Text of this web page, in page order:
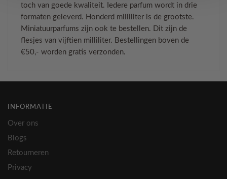
toch van goede kwaliteit. Iedere parfum wordt in drie
formaten geleverd. Honderd milliliter is de grootste.
Miniatuurparfums zijn ook te bestellen. Dit zijn de
flesjes van vijftien milliliter. Bestellingen boven de
€50,- worden gratis verzonden.
INFORMATIE
Over ons
Blogs
Retourneren
Privacy